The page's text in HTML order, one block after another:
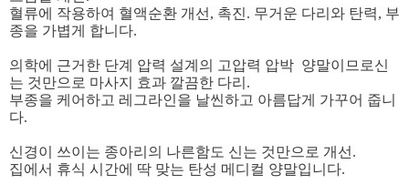
혈류에 작용하여 혈액순환 개선, 촉진. 무거운 다리와 탄력, 부
종을 가볍게 합니다.
의학에 근거한 단계 압력 설계의 고압력 압박 양말이므로신
는 것만으로 마사지 효과 깔끔한 다리.
부종을 케어하고 레그라인을 날씬하고 아름답게 가꾸어 줍니
다.
신경이 쓰이는 종아리의 나른함도 신는 것만으로 개선.
집에서 휴식 시간에 딱 맞는 탄성 메디컬 양말입니다.